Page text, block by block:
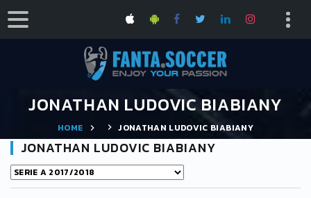
JONATHAN LUDOVIC BIABIANY
HOME JONATHAN LUDOVIC BIABIANY
JONATHAN LUDOVIC BIABIANY